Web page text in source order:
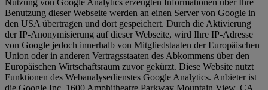
Nutzung von Google Analytics erzeugten Informationen über Ihre
Benutzung dieser Webseite werden an einen Server von Google in
den USA übertragen und dort gespeichert. Durch die Aktivierung
der IP-Anonymisierung auf dieser Webseite, wird Ihre IP-Adresse
von Google jedoch innerhalb von Mitgliedstaaten der Europäischen
Union oder in anderen Vertragsstaaten des Abkommens über den
Europäischen Wirtschaftsraum zuvor gekürzt. Diese Website nutzt
Funktionen des Webanalysedienstes Google Analytics. Anbieter ist
die Google Inc. 1600 Amphitheatre Parkway Mountain View, CA